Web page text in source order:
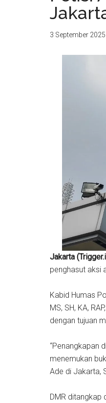
3 September 2025
Jakarta
penghasut aksi
Kabid Humas
MS, SH, KA,
dengan tujuan
“Penangkapan
menemukan
Ade di Jakarta,
DMR ditangkap